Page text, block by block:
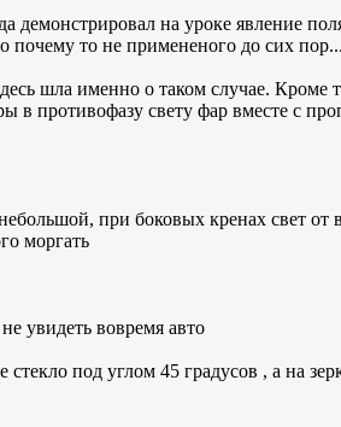
на уроке явление
почему то не примененого до сих пор...
шла именно о таком случае.
в противофазу свету фар вместе с
при боковых кренах свет от
моргать
увидеть вовремя авто
под углом 45 градусов , а на